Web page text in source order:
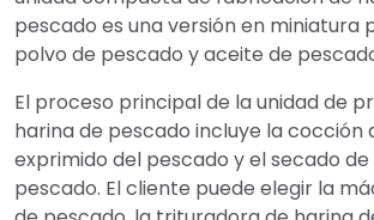
pescado es una versión en miniatura
polvo de pescado y aceite de
El proceso principal de la unidad de
harina de pescado incluye la cocción
exprimido del pescado y el secado
pescado. El cliente puede elegir la